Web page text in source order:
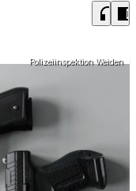
headphones chrome_reader_mode
Polizeiinspektion Weiden